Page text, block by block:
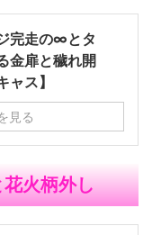
完走の∞とタ
金扉と穢れ開
ス】
見る
火柄外し